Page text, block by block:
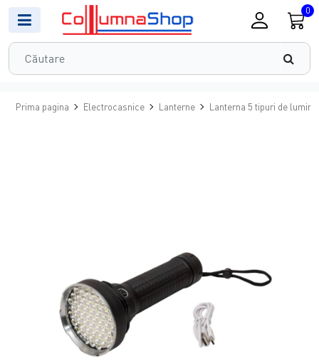
0
Prima pagina Electrocasnice Lanterne Lanterna 5 tipuri de